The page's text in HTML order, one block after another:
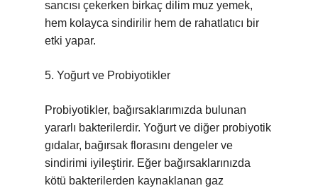
sancısı çekerken birkaç dilim muz yemek,
hem kolayca sindirilir hem de rahatlatıcı bir
etki yapar.
5. Yoğurt ve Probiyotikler
Probiyotikler, bağırsaklarımızda bulunan
yararlı bakterilerdir. Yoğurt ve diğer probiyotik
gıdalar, bağırsak florasını dengeler ve
sindirimi iyileştirir. Eğer bağırsaklarınızda
kötü bakterilerden kaynaklanan gaz